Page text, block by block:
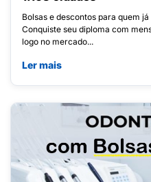
Bolsas e descontos para quem
Conquiste seu diploma com
logo no mercado...
Ler mais